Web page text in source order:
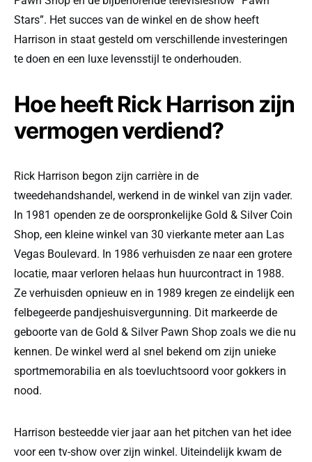
Stars”. Het succes van de winkel en de show heeft
Harrison in staat gesteld om verschillende investeringen
te doen en een luxe levensstijl te onderhouden.
Hoe heeft Rick Harrison zijn
vermogen verdiend?
Rick Harrison begon zijn carrière in de
tweedehandshandel, werkend in de winkel van zijn vader.
In 1981 openden ze de oorspronkelijke Gold & Silver Coin
Shop, een kleine winkel van 30 vierkante meter aan Las
Vegas Boulevard. In 1986 verhuisden ze naar een grotere
locatie, maar verloren helaas hun huurcontract in 1988.
Ze verhuisden opnieuw en in 1989 kregen ze eindelijk een
felbegeerde pandjeshuisvergunning. Dit markeerde de
geboorte van de Gold & Silver Pawn Shop zoals we die nu
kennen. De winkel werd al snel bekend om zijn unieke
sportmemorabilia en als toevluchtsoord voor gokkers in
nood.
Harrison besteedde vier jaar aan het pitchen van het idee
voor een tv-show over zijn winkel. Uiteindelijk kwam de